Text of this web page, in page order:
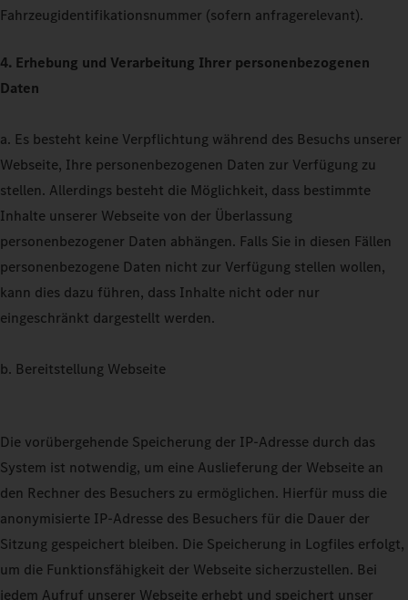
Fahrzeugidentifikationsnummer (sofern anfragerelevant).
4. Erhebung und Verarbeitung Ihrer personenbezogenen
Daten
a. Es besteht keine Verpflichtung während des Besuchs unserer
Webseite, Ihre personenbezogenen Daten zur Verfügung zu
stellen. Allerdings besteht die Möglichkeit, dass bestimmte
Inhalte unserer Webseite von der Überlassung
personenbezogener Daten abhängen. Falls Sie in diesen Fällen
personenbezogene Daten nicht zur Verfügung stellen wollen,
kann dies dazu führen, dass Inhalte nicht oder nur
eingeschränkt dargestellt werden.
b. Bereitstellung Webseite
Die vorübergehende Speicherung der IP-Adresse durch das
System ist notwendig, um eine Auslieferung der Webseite an
den Rechner des Besuchers zu ermöglichen. Hierfür muss die
anonymisierte IP-Adresse des Besuchers für die Dauer der
Sitzung gespeichert bleiben. Die Speicherung in Logfiles erfolgt,
um die Funktionsfähigkeit der Webseite sicherzustellen. Bei
jedem Aufruf unserer Webseite erhebt und speichert unser